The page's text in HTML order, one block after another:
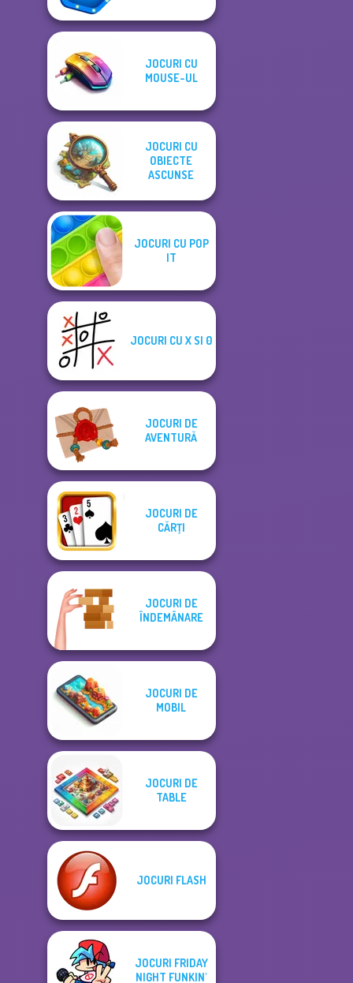
JOCURI CU
MOUSE-UL
JOCURI CU
OBIECTE
ASCUNSE
JOCURI CU POP
IT
JOCURI CU X SI 0
JOCURI DE
AVENTURĂ
JOCURI DE
CĂRŢI
JOCURI DE
ÎNDEMÂNARE
JOCURI DE
MOBIL
JOCURI DE
TABLE
JOCURI FLASH
JOCURI FRIDAY
NIGHT FUNKIN'